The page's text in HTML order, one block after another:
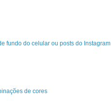
fundo do celular ou posts do Instagram
de cores